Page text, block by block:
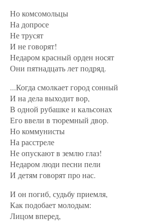
Но комсомольцы
На допросе
Не трусят
И не говорят!
Недаром красный орден носят
Они пятнадцать лет подряд.
...Когда смолкает город сонный
И на дела выходит вор,
В одной рубашке и кальсонах
Его ввели в тюремный двор.
Но коммунисты
На расстреле
Не опускают в землю глаз!
Недаром люди песни пели
И детям говорят про нас.
И он погиб, судьбу приемля,
Как подобает молодым:
Лицом вперед,